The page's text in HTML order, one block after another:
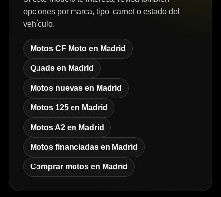
opciones por marca, tipo, carnet o estado del
vehículo.
Motos CF Moto en Madrid
Quads en Madrid
Motos nuevas en Madrid
Motos 125 en Madrid
Motos A2 en Madrid
Motos financiadas en Madrid
Comprar motos en Madrid